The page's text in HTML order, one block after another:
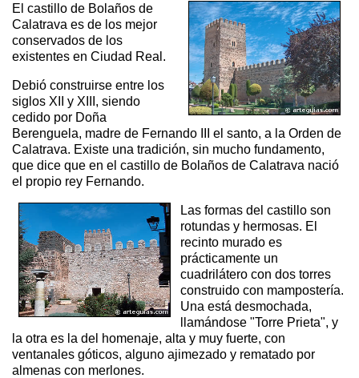
El castillo de Bolaños de
Calatrava es de los mejor
conservados de los
existentes en Ciudad Real.
Debió construirse entre los
siglos XII y XIII, siendo
cedido por Doña
Berenguela, madre de Fernando III el santo, a la Orden de
Calatrava. Existe una tradición, sin mucho fundamento,
que dice que en el castillo de Bolaños de Calatrava nació
el propio rey Fernando.
Las formas del castillo son
rotundas y hermosas. El
recinto murado es
prácticamente un
cuadrilátero con dos torres
construido con mampostería.
Una está desmochada,
llamándose "Torre Prieta", y
la otra es la del homenaje, alta y muy fuerte, con
ventanales góticos, alguno ajimezado y rematado por
almenas con merlones.